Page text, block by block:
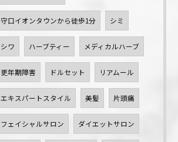
守口イオンタウンから徒歩1分 シミ
シワ ハーブティー メディカルハーブ
更年期障害 ドルセット リアムール
エキスパートスタイル 美髪 片頭痛
フェイシャルサロン ダイエットサロン